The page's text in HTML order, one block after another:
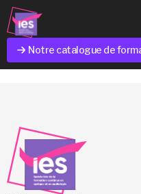
Notre catalogue de